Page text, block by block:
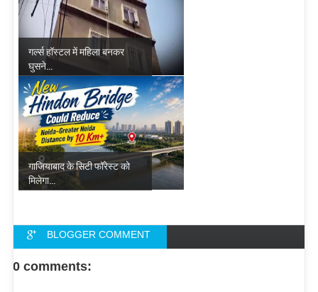
गर्ल्स हॉस्टल में महिला बनकर
घुसने...
गाजियाबाद के सिटी फॉरेस्ट को
मिलेगा...
BLOGGER COMMENT
FACEBOOK COMMENT
0 comments: